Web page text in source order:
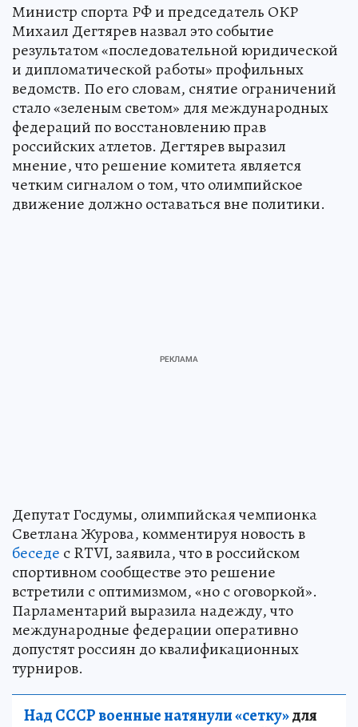
Министр спорта РФ и председатель ОКР
Михаил Дегтярев назвал это событие
результатом «последовательной юридической
и дипломатической работы» профильных
ведомств. По его словам, снятие ограничений
стало «зеленым светом» для международных
федераций по восстановлению прав
российских атлетов. Дегтярев выразил
мнение, что решение комитета является
четким сигналом о том, что олимпийское
движение должно оставаться вне политики.
Депутат Госдумы, олимпийская чемпионка
Светлана Журова, комментируя новость в
беседе с RTVI, заявила, что в российском
спортивном сообществе это решение
встретили с оптимизмом, «но с оговоркой».
Парламентарий выразила надежду, что
международные федерации оперативно
допустят россиян до квалификационных
турниров.
Над СССР военные натянули «сетку»для